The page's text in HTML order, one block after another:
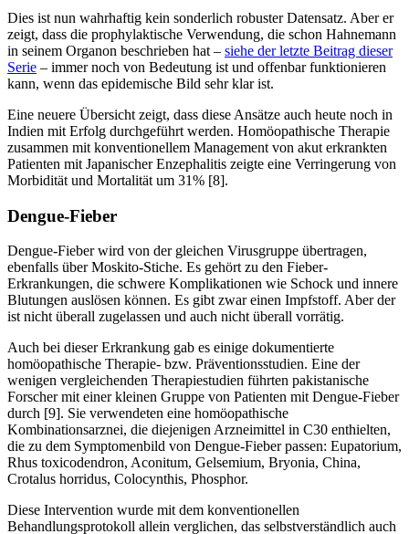
Dies ist nun wahrhaftig kein sonderlich robuster Datensatz. Aber er
zeigt, dass die prophylaktische Verwendung, die schon Hahnemann
in seinem Organon beschrieben hat – siehe der letzte Beitrag dieser
Serie – immer noch von Bedeutung ist und offenbar funktionieren
kann, wenn das epidemische Bild sehr klar ist.
Eine neuere Übersicht zeigt, dass diese Ansätze auch heute noch in
Indien mit Erfolg durchgeführt werden. Homöopathische Therapie
zusammen mit konventionellem Management von akut erkrankten
Patienten mit Japanischer Enzephalitis zeigte eine Verringerung von
Morbidität und Mortalität um 31% [8].
Dengue-Fieber
Dengue-Fieber wird von der gleichen Virusgruppe übertragen,
ebenfalls über Moskito-Stiche. Es gehört zu den Fieber-
Erkrankungen, die schwere Komplikationen wie Schock und innere
Blutungen auslösen können. Es gibt zwar einen Impfstoff. Aber der
ist nicht überall zugelassen und auch nicht überall vorrätig.
Auch bei dieser Erkrankung gab es einige dokumentierte
homöopathische Therapie- bzw. Präventionsstudien. Eine der
wenigen vergleichenden Therapiestudien führten pakistanische
Forscher mit einer kleinen Gruppe von Patienten mit Dengue-Fieber
durch [9]. Sie verwendeten eine homöopathische
Kombinationsarznei, die diejenigen Arzneimittel in C30 enthielten,
die zu dem Symptomenbild von Dengue-Fieber passen: Eupatorium,
Rhus toxicodendron, Aconitum, Gelsemium, Bryonia, China,
Crotalus horridus, Colocynthis, Phosphor.
Diese Intervention wurde mit dem konventionellen
Behandlungsprotokoll allein verglichen, das selbstverständlich auch